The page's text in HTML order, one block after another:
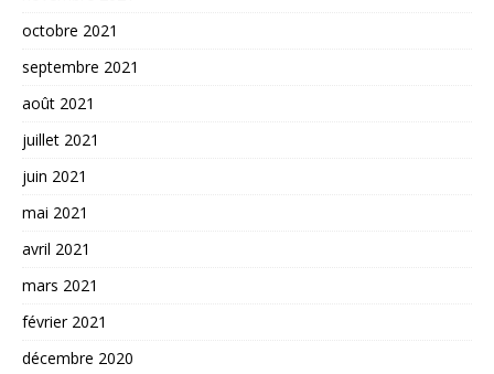
octobre 2021
septembre 2021
août 2021
juillet 2021
juin 2021
mai 2021
avril 2021
mars 2021
février 2021
décembre 2020